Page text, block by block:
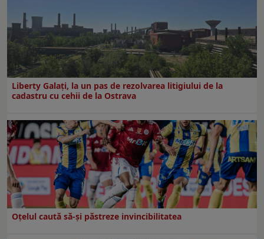
Liberty Galați, la un pas de rezolvarea litigiului de la
cadastru cu cehii de la Ostrava
Oțelul caută să-și păstreze invincibilitatea